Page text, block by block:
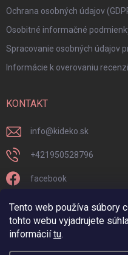
Tento web používa súbory
tohto webu vyjadrujete
informáciítu.
Ochrana osobných údajov
Osobitné informačné
Spracovanie osobných údajov
Informácie k overovaniu
KONTAKT
info@kideko.sk
+421950528796
facebook
kideko.sk/